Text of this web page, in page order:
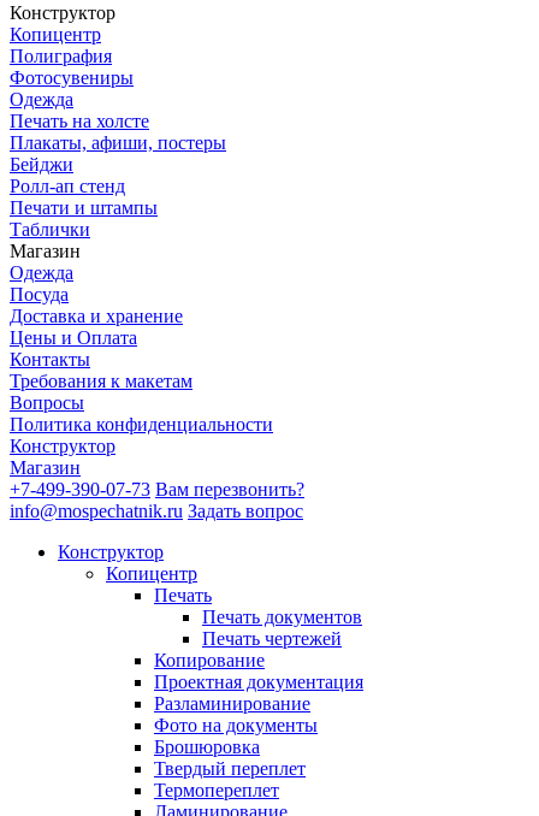
Конструктор
Копицентр
Полиграфия
Фотосувениры
Одежда
Печать на холсте
Плакаты, афиши, постеры
Бейджи
Ролл-ап стенд
Печати и штампы
Таблички
Магазин
Одежда
Посуда
Доставка и хранение
Цены и Оплата
Контакты
Требования к макетам
Вопросы
Политика конфиденциальности
Конструктор
Магазин
+7-499-390-07-73 Вам перезвонить?
info@mospechatnik.ru Задать вопрос
Конструктор
Копицентр
Печать
Печать документов
Печать чертежей
Копирование
Проектная документация
Разламинирование
Фото на документы
Брошюровка
Твердый переплет
Термопереплет
Ламинирование